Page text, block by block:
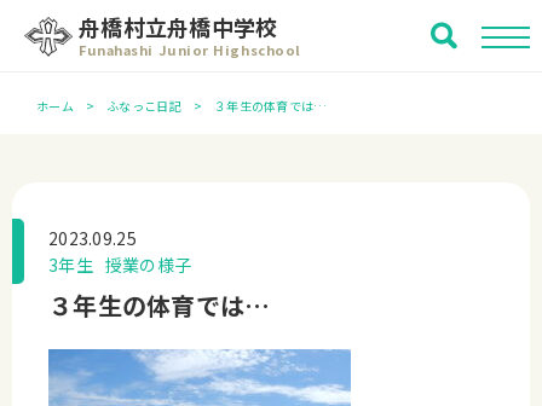
舟橋村立舟橋中学校
Funahashi Junior Highschool
ホーム ふなっこ日記 ３年生の体育では…
2023.09.25
3年生 授業の様子
３年生の体育では…